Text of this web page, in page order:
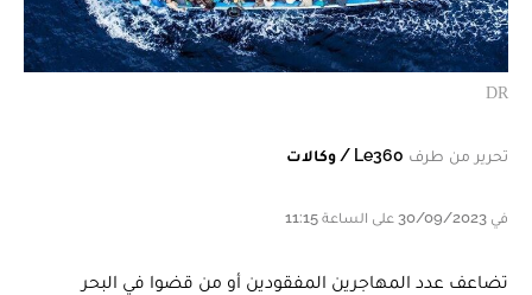
DR
تحرير من طرف Le360 / وكالات
في 30/09/2023 على الساعة 11:15
تضاعف عدد المهاجرين المفقودين أو من قضوا في البحر